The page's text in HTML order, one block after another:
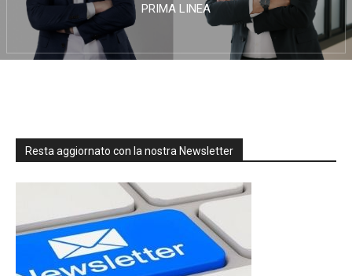
PRIMA LINEA
Resta aggiornato con la nostra Newsletter